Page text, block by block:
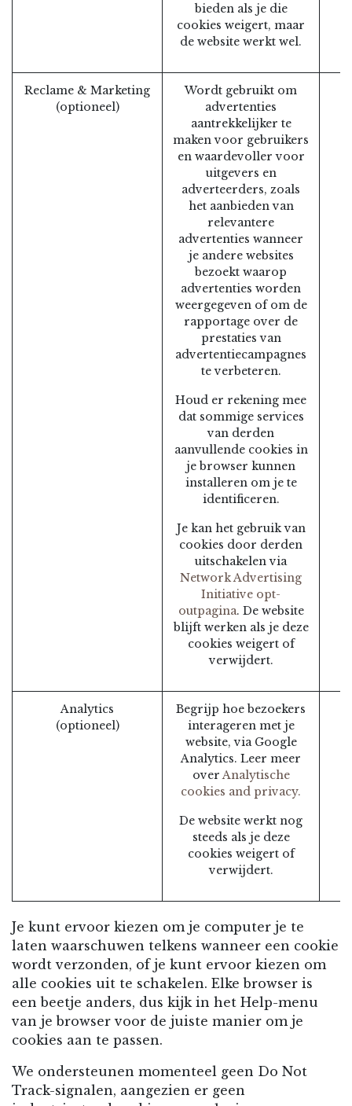
bieden als je die
cookies weigert, maar
de website werkt wel.
Reclame & Marketing
(optioneel)
Wordt gebruikt om
advertenties
aantrekkelijker te
maken voor gebruikers
en waardevoller voor
uitgevers en
adverteerders, zoals
het aanbieden van
relevantere
advertenties wanneer
je andere websites
bezoekt waarop
advertenties worden
weergegeven of om de
rapportage over de
prestaties van
advertentiecampagnes
te verbeteren.
Houd er rekening mee
dat sommige services
van derden
aanvullende cookies in
je browser kunnen
installeren om je te
identificeren.
Je kan het gebruik van
cookies door derden
uitschakelen via
Network Advertising
Initiative opt-
outpagina. De website
blijft werken als je deze
cookies weigert of
verwijdert.
Analytics
(optioneel)
Begrijp hoe bezoekers
interageren met je
website, via Google
Analytics. Leer meer
overAnalytische
cookies and privacy.
De website werkt nog
steeds als je deze
cookies weigert of
verwijdert.
Je kunt ervoor kiezen om je computer je te
laten waarschuwen telkens wanneer een cookie
wordt verzonden, of je kunt ervoor kiezen om
alle cookies uit te schakelen. Elke browser is
een beetje anders, dus kijk in het Help-menu
van je browser voor de juiste manier om je
cookies aan te passen.
We ondersteunen momenteel geen Do Not
Track-signalen, aangezien er geen